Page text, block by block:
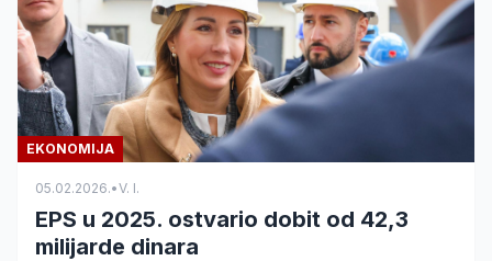
EKONOMIJA
05.02.2026.•V. I.
EPS u 2025. ostvario dobit od 42,3
milijarde dinara